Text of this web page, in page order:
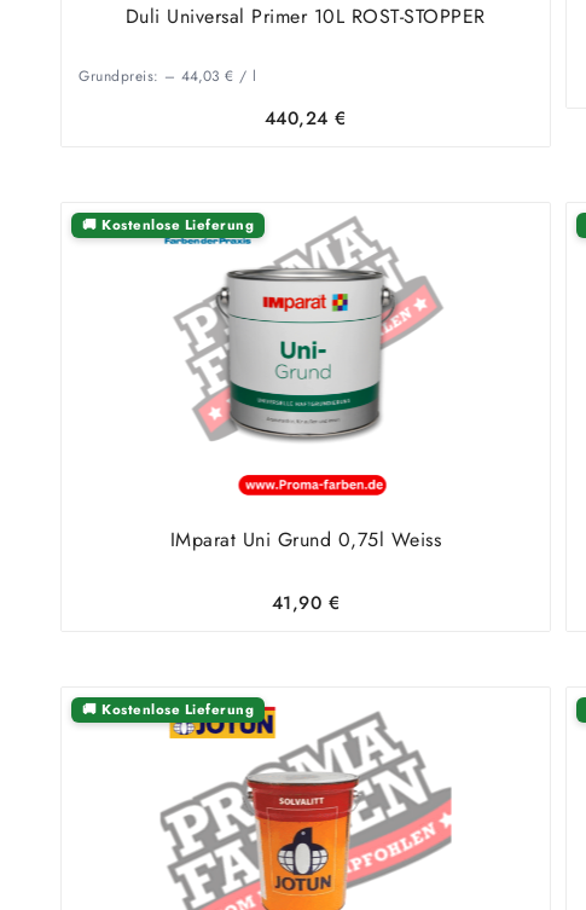
Duli Universal Primer 10L ROST-STOPPER
Grundpreis: – 44,03 € / l
440,24€
🚚 Kostenlose Lieferung
IMparat Uni Grund 0,75l Weiss
41,90 €
🚚 Kostenlose Lieferung